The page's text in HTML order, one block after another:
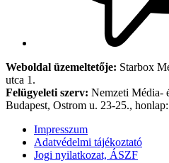
Weboldal üzemeltetője: Starbox
utca 1.
Felügyeleti szerv: Nemzeti Média-
Budapest, Ostrom u. 23-25.,
Impresszum
Adatvédelmi tájékoztató
Jogi nyilatkozat, ÁSZF